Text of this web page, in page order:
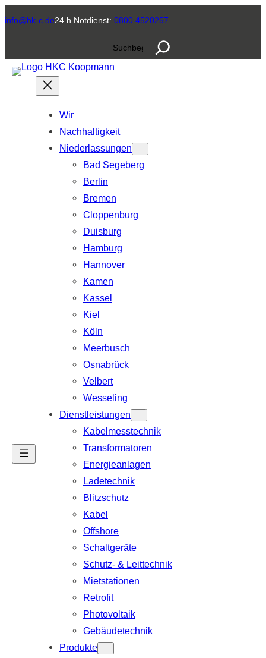
info@hk-c.de24 h Notdienst: 0800 4520257
S
u
n
Wir
Nachhaltigkeit
Niederlassungen
Bad Segeberg
Berlin
Bremen
Cloppenburg
Duisburg
Hamburg
Hannover
Kamen
Kassel
Kiel
Köln
Meerbusch
Osnabrück
Velbert
Wesseling
Dienstleistungen
Kabelmesstechnik
Transformatoren
Energieanlagen
Ladetechnik
Blitzschutz
Kabel
Offshore
Schaltgeräte
Schutz- & Leittechnik
Mietstationen
Retrofit
Photovoltaik
Gebäudetechnik
Produkte